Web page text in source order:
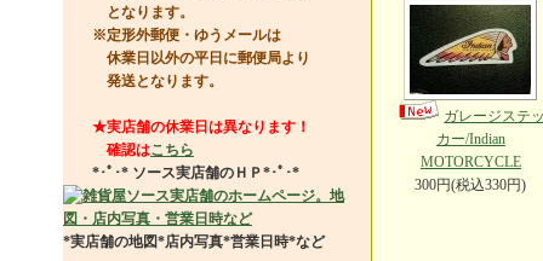
となります。
※定形外郵便・ゆうメールは
休業日以外の平日に郵便局より
発送となります。
★実店舗の休業日は異なります！
確認はこちら
*･ﾟ･* ソース実店舗のＨＰ*･ﾟ･*
*実店舗の地図*店内写真*営業日時*など
ガレージステ
カー/Indian
MOTORCYCLE
300円(税込330円)